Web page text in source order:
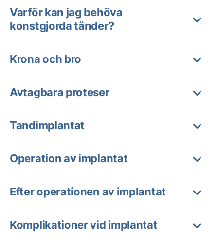
Varför kan jag behöva
konstgjorda tänder?
Krona och bro
Avtagbara proteser
Tandimplantat
Operation av implantat
Efter operationen av implantat
Komplikationer vid implantat